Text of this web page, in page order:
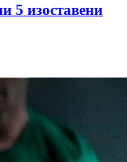
5 изоставени